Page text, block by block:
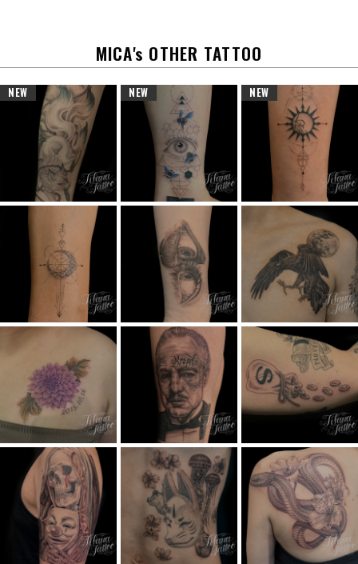
MICA's OTHER TATTOO
NEW NEW NEW